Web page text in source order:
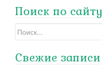
Поиск по сайту
for:
Свежие записи